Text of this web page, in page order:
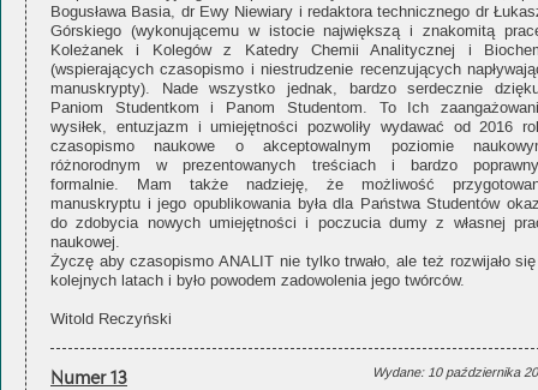
Bogusława Basia, dr Ewy Niewiary i redaktora technicznego dr
Górskiego (wykonującemu w istocie największą i znakomitą
Koleżanek i Kolegów z Katedry Chemii Analitycznej i
(wspierających czasopismo i niestrudzenie recenzujących
manuskrypty). Nade wszystko jednak, bardzo serdecznie
Paniom Studentkom i Panom Studentom. To Ich
wysiłek, entuzjazm i umiejętności pozwoliły wydawać od 2016
czasopismo naukowe o akceptowalnym poziomie
różnorodnym w prezentowanych treściach i bardzo
formalnie. Mam także nadzieję, że możliwość
manuskryptu i jego opublikowania była dla Państwa Studentów
do zdobycia nowych umiejętności i poczucia dumy z własnej
naukowej.
Życzę aby czasopismo ANALIT nie tylko trwało, ale też rozwijało
kolejnych latach i było powodem zadowolenia jego twórców.
Witold Reczyński
Numer 13
Wydane: 10 października